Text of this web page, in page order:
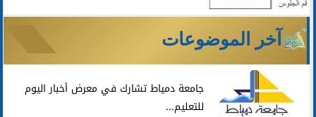
آخر الموضوعات
جامعة دمياط تشارك في معرض أخبار اليوم
للتعليم...